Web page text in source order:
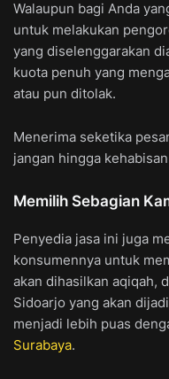
Walaupun bagi Anda
untuk melakukan
yang diselenggarakan
kuota penuh yang
atau pun ditolak.
Menerima seketika
jangan hingga
Memilih Sebagian
Penyedia jasa ini juga
konsumennya untuk
akan dihasilkan aqiqah,
Sidoarjo yang akan
menjadi lebih puas
Surabaya.